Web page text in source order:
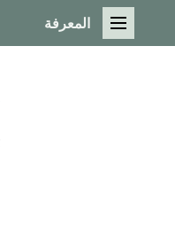
القائمة الرئيسية
المعرفة